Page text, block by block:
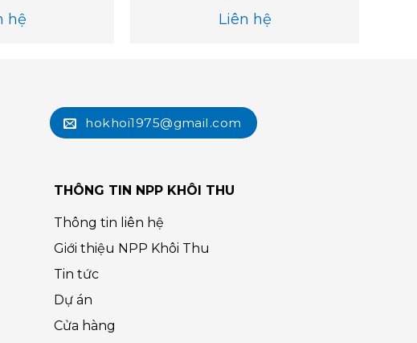
hệ
Liên hệ
hokhoi1975@gmail.com
THÔNG TIN NPP KHÔI THU
Thông tin liên hệ
Giới thiệu NPP Khôi Thu
Tin tức
Dự án
Cửa hàng